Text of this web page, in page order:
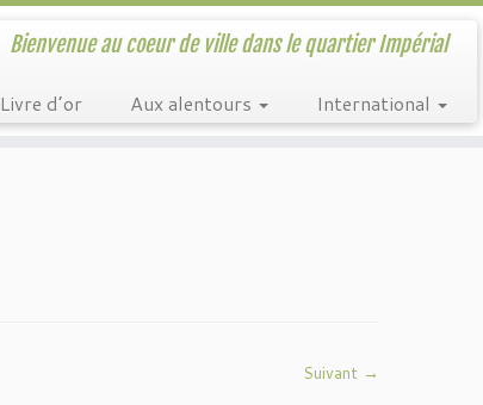
Bienvenue au coeur de ville dans le quartier Impérial
Livre d’or Aux alentours International
Suivant →